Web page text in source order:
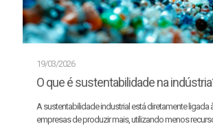
19/03/2026
O que é sustentabilidade na
A sustentabilidade industrial está diretamente ligada
empresas de produzir mais, utilizando menos